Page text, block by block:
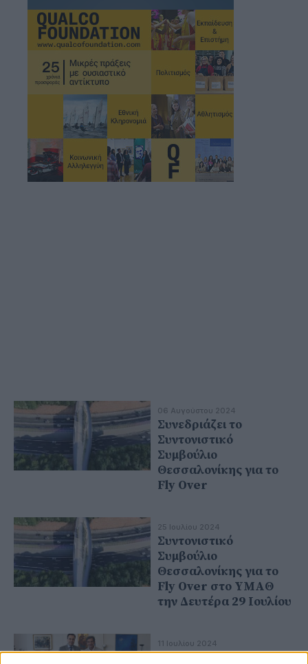
06 Αυγούστου 2024
Συνεδριάζει το
Συντονιστικό
Συμβούλιο
Θεσσαλονίκης για το
Fly Over
25 Ιουλίου 2024
Συντονιστικό
Συμβούλιο
Θεσσαλονίκης για το
Fly Over στο ΥΜΑΘ
την Δευτέρα 29 Ιουλίου
11 Ιουλίου 2024
«Έξυπνες λύσεις» για